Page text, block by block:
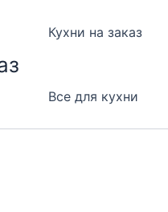
Кухни на заказ
Все для кухни